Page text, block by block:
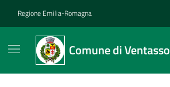
Regione Emilia-Romagna
Comune di Ventasso